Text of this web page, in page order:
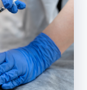
грн
не